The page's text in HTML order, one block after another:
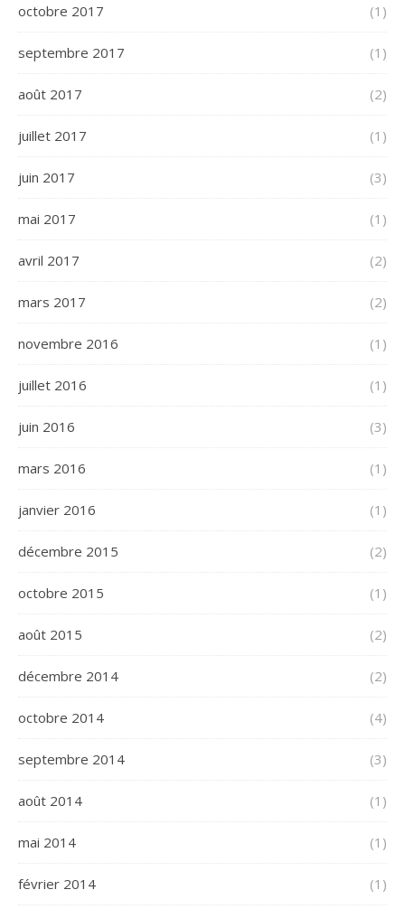
octobre 2017 (1)
septembre 2017 (1)
août 2017 (2)
juillet 2017 (1)
juin 2017 (3)
mai 2017 (1)
avril 2017 (2)
mars 2017 (2)
novembre 2016 (1)
juillet 2016 (1)
juin 2016 (3)
mars 2016 (1)
janvier 2016 (1)
décembre 2015 (2)
octobre 2015 (1)
août 2015 (2)
décembre 2014 (2)
octobre 2014 (4)
septembre 2014 (3)
août 2014 (1)
mai 2014 (1)
février 2014 (1)